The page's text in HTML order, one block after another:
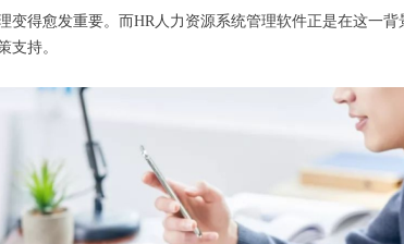
变得愈发重要。而HR人力资源系统管理软件正是在这一
支持。